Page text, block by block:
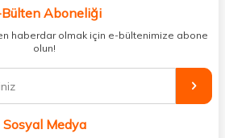
edici gıda ürünlerini sizlerle
mağaza dolaşmanıza gerek yok;
bir çatı altında topluyor ve kapınıza kadar
ürünleriyle güzelliğinizi tamamlayabilir,
güvenilir takviye edici gıdalara
uygun fiyat ve hızlı kargo avantajıyla
Aboneliği
haberdar olmak için e-bültenimize abone
olun!
Sosyal Medya